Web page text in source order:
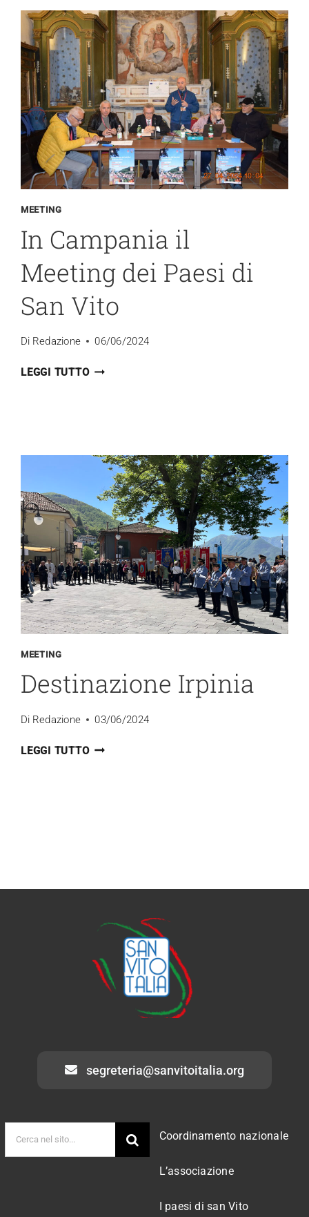
SEDE:
IL
MEETING
A
SAN
VITO
LO
CAPO
MEETING
In Campania il
Meeting dei Paesi di
San Vito
Di Redazione 06/06/2024
LEGGI TUTTOIN
PAESI
SAN
VITO
MEETING
Destinazione Irpinia
Di Redazione 03/06/2024
LEGGI TUTTODESTINAZIONE
segreteria@sanvitoitalia.org
Cerca
per:
Coordinamento nazionale
L’associazione
I paesi di san Vito